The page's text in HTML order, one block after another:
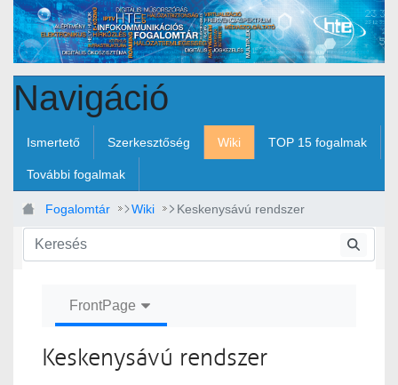
Ugrás a fő tartalomhoz
Navigáció
Ismertető Szerkesztőség Wiki TOP 15 fogalmak
További fogalmak
Fogalomtár Wiki Keskenysávú rendszer
FrontPage
Keskenysávú rendszer